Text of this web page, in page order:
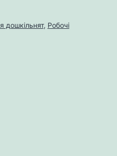
дошкільнят, Робочі